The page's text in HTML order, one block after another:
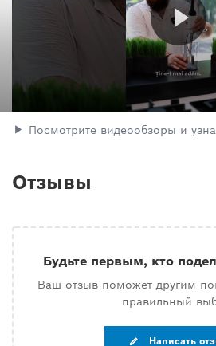
Посмотрите видеообзоры и
Отзывы
Будьте первым, кто
Ваш отзыв поможет другим
правильный
Написать